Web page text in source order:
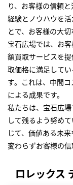
り、お客様の信頼
経験とノウハウを
とで、お客様の大
宝石広場では、お
額買取サービスを
取価格に満足して
す。これは、中間
による成果です。
私たちは、宝石広
して残るよう努め
じて、価値ある未
変わらずお客様の信
ロレックス